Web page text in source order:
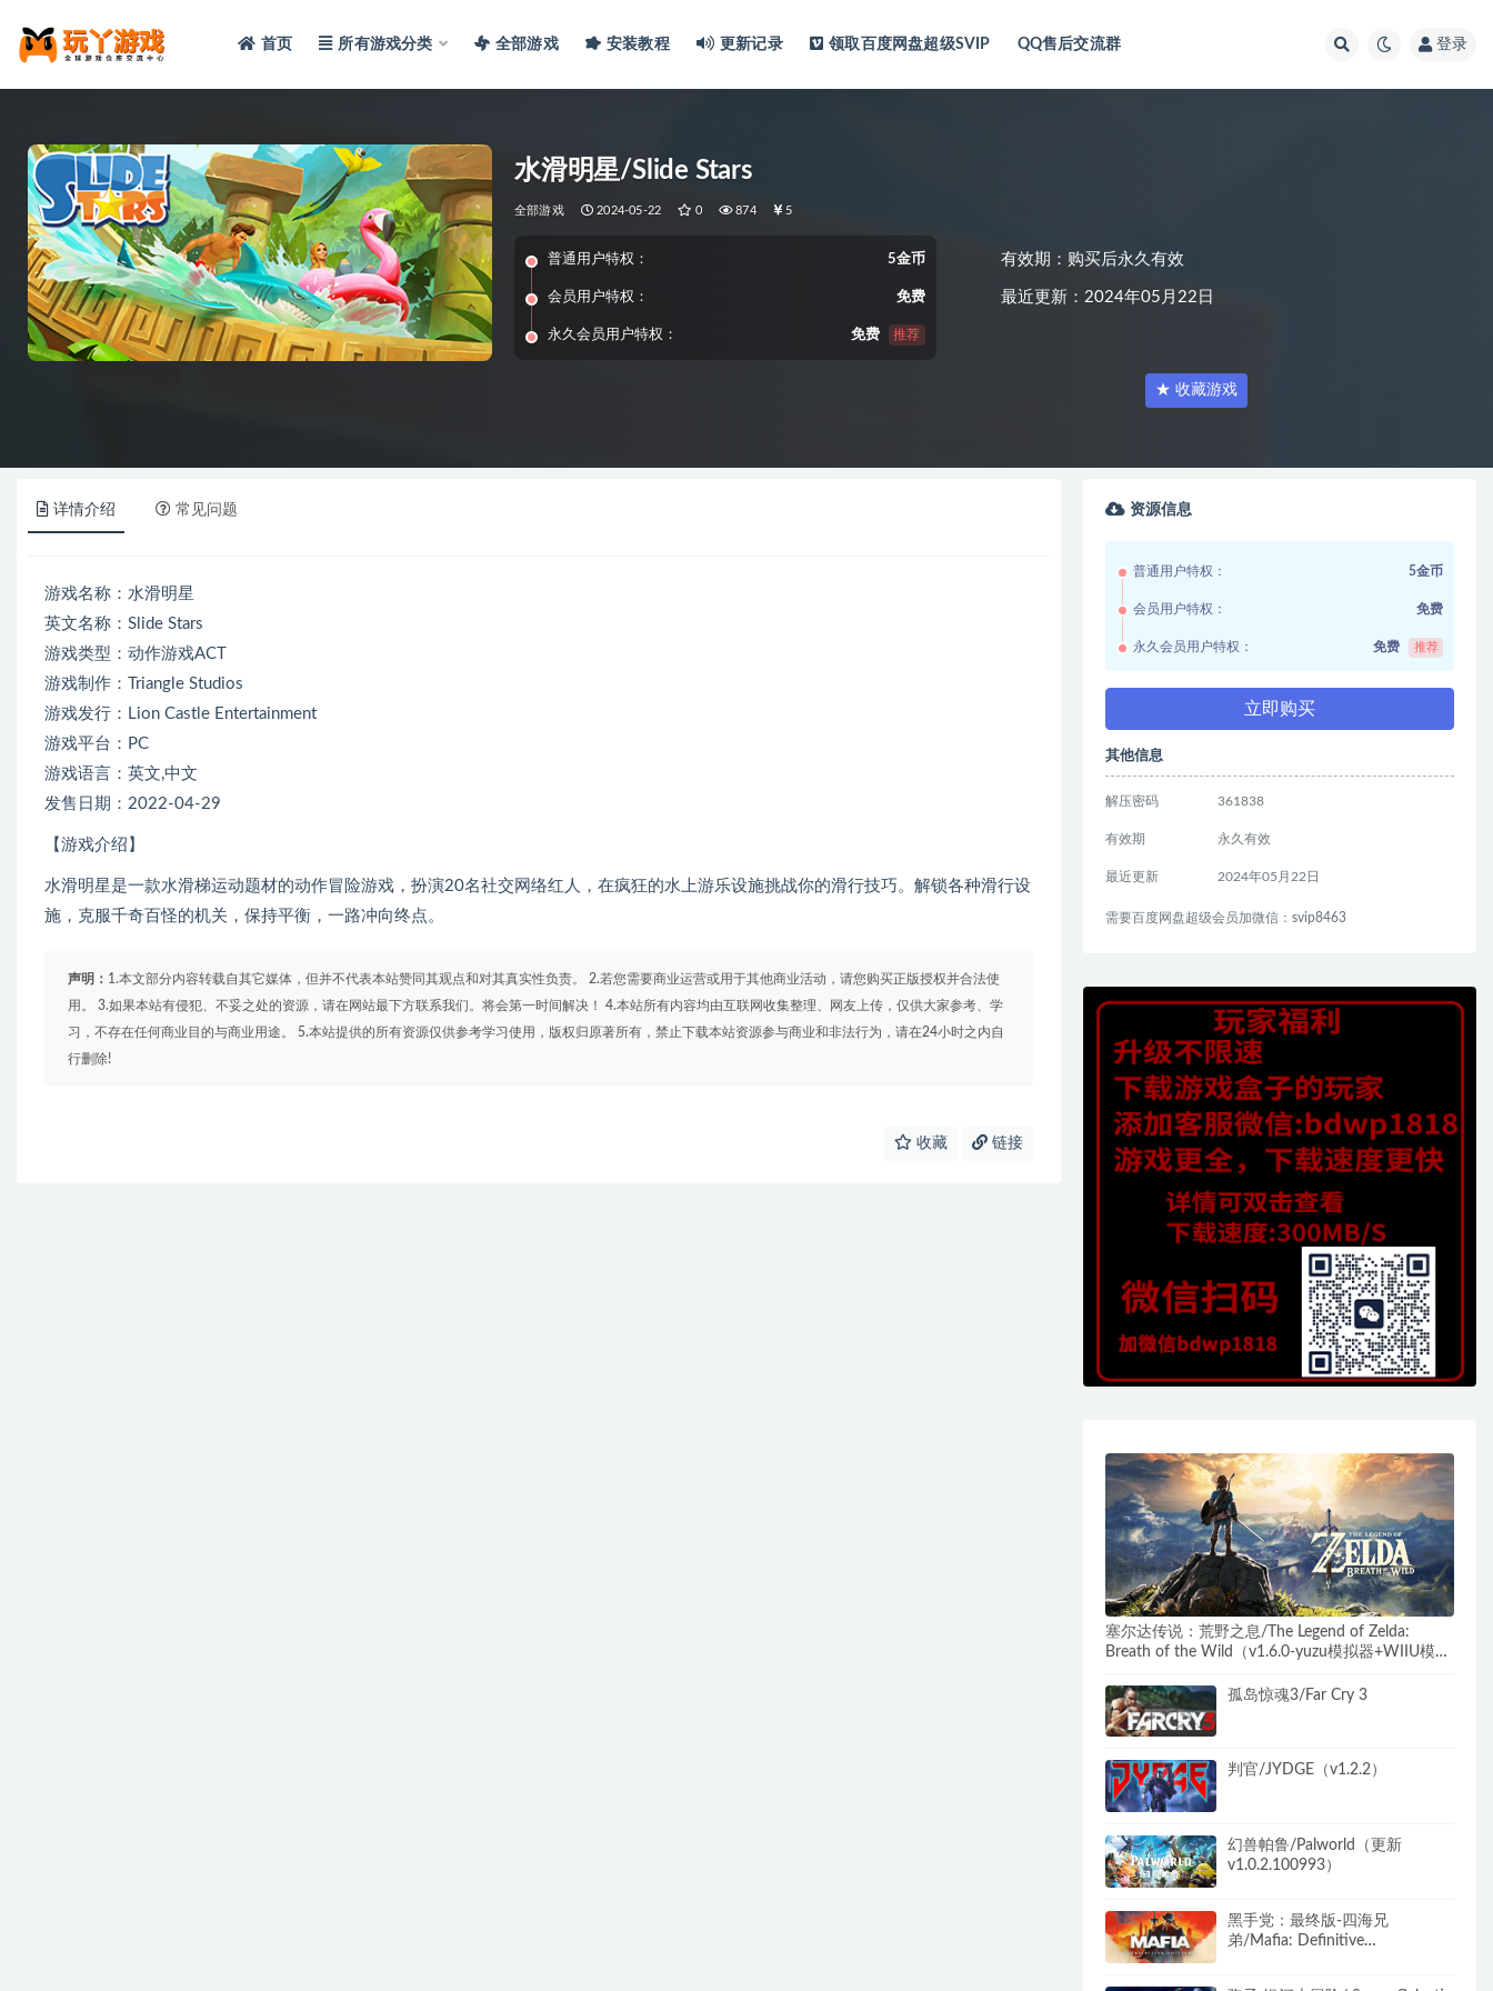
首页 所有游戏分类 全部游戏 安装教程 更新记录 领取百度网盘超级SVIP QQ售后交流群 登录
水滑明星/Slide Stars
全部游戏 2024-05-22 0 874 5
普通用户特权： 5金币
会员用户特权： 免费
永久会员用户特权： 免费 推荐
有效期：购买后永久有效
最近更新：2024年05月22日
★ 收藏游戏
详情介绍 常见问题
游戏名称：水滑明星
英文名称：Slide Stars
游戏类型：动作游戏ACT
游戏制作：Triangle Studios
游戏发行：Lion Castle Entertainment
游戏平台：PC
游戏语言：英文,中文
发售日期：2022-04-29
【游戏介绍】
水滑明星是一款水滑梯运动题材的动作冒险游戏，扮演20名社交网络红人，在疯狂的水上游乐设施挑战你的滑行技巧。解锁各种滑行设
施，克服千奇百怪的机关，保持平衡，一路冲向终点。
声明： 1.本文部分内容转载自其它媒体，但并不代表本站赞同其观点和对其真实性负责。 2.若您需要商业运营或用于其他商业活动，请您购买正版授权并合法使
用。 3.如果本站有侵犯、不妥之处的资源，请在网站最下方联系我们。将会第一时间解决！ 4.本站所有内容均由互联网收集整理、网友上传，仅供大家参考、学
习，不存在任何商业目的与商业用途。 5.本站提供的所有资源仅供参考学习使用，版权归原著所有，禁止下载本站资源参与商业和非法行为，请在24小时之内自
行删除!
收藏 链接
资源信息
普通用户特权： 5金币
会员用户特权： 免费
永久会员用户特权： 免费 推荐
立即购买
其他信息
解压密码 361838
有效期 永久有效
最近更新 2024年05月22日
需要百度网盘超级会员加微信：svip8463
塞尔达传说：荒野之息/The Legend of Zelda:
Breath of the Wild（v1.6.0-yuzu模拟器+WIIU模拟
孤岛惊魂3/Far Cry 3
判官/JYDGE（v1.2.2）
幻兽帕鲁/Palworld（更新
v1.0.2.100993）
黑手党：最终版-四海兄
弟/Mafia: Definitive